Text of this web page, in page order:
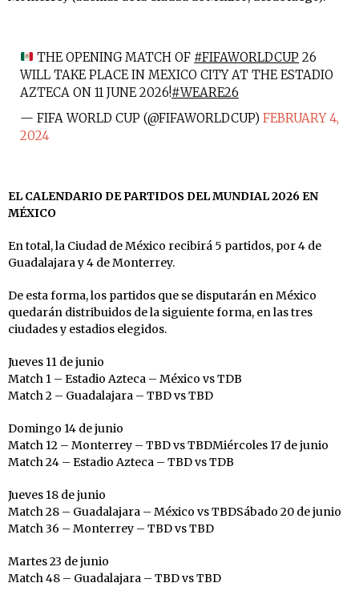
THE OPENING MATCH OF #FIFAWORLDCUP 26
WILL TAKE PLACE IN MEXICO CITY AT THE ESTADIO
AZTECA ON 11 JUNE 2026!#WEARE26
— FIFA WORLD CUP (@FIFAWORLDCUP) FEBRUARY 4,
2024
EL CALENDARIO DE PARTIDOS DEL MUNDIAL 2026 EN
MÉXICO
En total, la Ciudad de México recibirá 5 partidos, por 4 de
Guadalajara y 4 de Monterrey.
De esta forma, los partidos que se disputarán en México
quedarán distribuidos de la siguiente forma, en las tres
ciudades y estadios elegidos.
Jueves 11 de junio
Match 1 – Estadio Azteca – México vs TDB
Match 2 – Guadalajara – TBD vs TBD
Domingo 14 de junio
Match 12 – Monterrey – TBD vs TBDMiércoles 17 de junio
Match 24 – Estadio Azteca – TBD vs TDB
Jueves 18 de junio
Match 28 – Guadalajara – México vs TBDSábado 20 de junio
Match 36 – Monterrey – TBD vs TBD
Martes 23 de junio
Match 48 – Guadalajara – TBD vs TBD